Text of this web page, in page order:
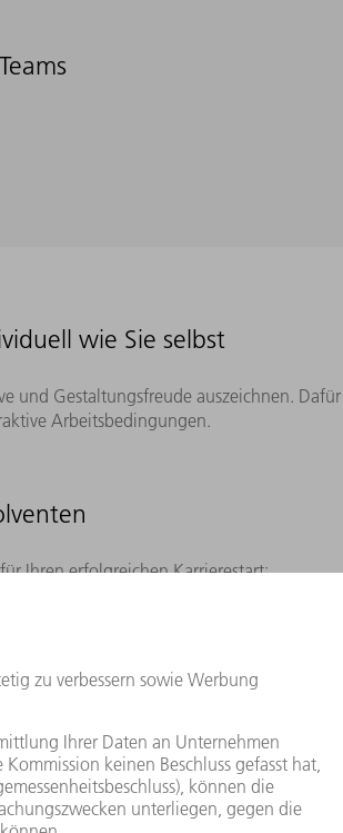
wie Sie selbst
und Gestaltungsfreude auszeichnen.
Arbeitsbedingungen.
Ihren erfolgreichen Karrierestart:
entwickeln unsere Produkte weiter. Ihre